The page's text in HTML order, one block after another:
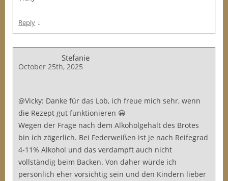
Reply ↓
Stefanie
October 25th, 2025
@Vicky: Danke für das Lob, ich freue mich sehr, wenn
die Rezept gut funktionieren 😀
Wegen der Frage nach dem Alkoholgehalt des Brotes
bin ich zögerlich. Bei Federweißen ist je nach Reifegrad
4-11% Alkohol und das verdampft auch nicht
vollständig beim Backen. Von daher würde ich
persönlich eher vorsichtig sein und den Kindern lieber